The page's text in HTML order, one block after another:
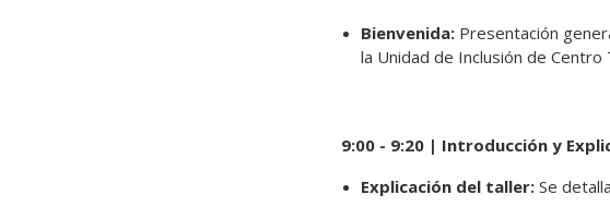
Bienvenida: Presentación
la Unidad de Inclusión de Centro
9:00 - 9:20 | Introducción y
Explicación del taller: Se